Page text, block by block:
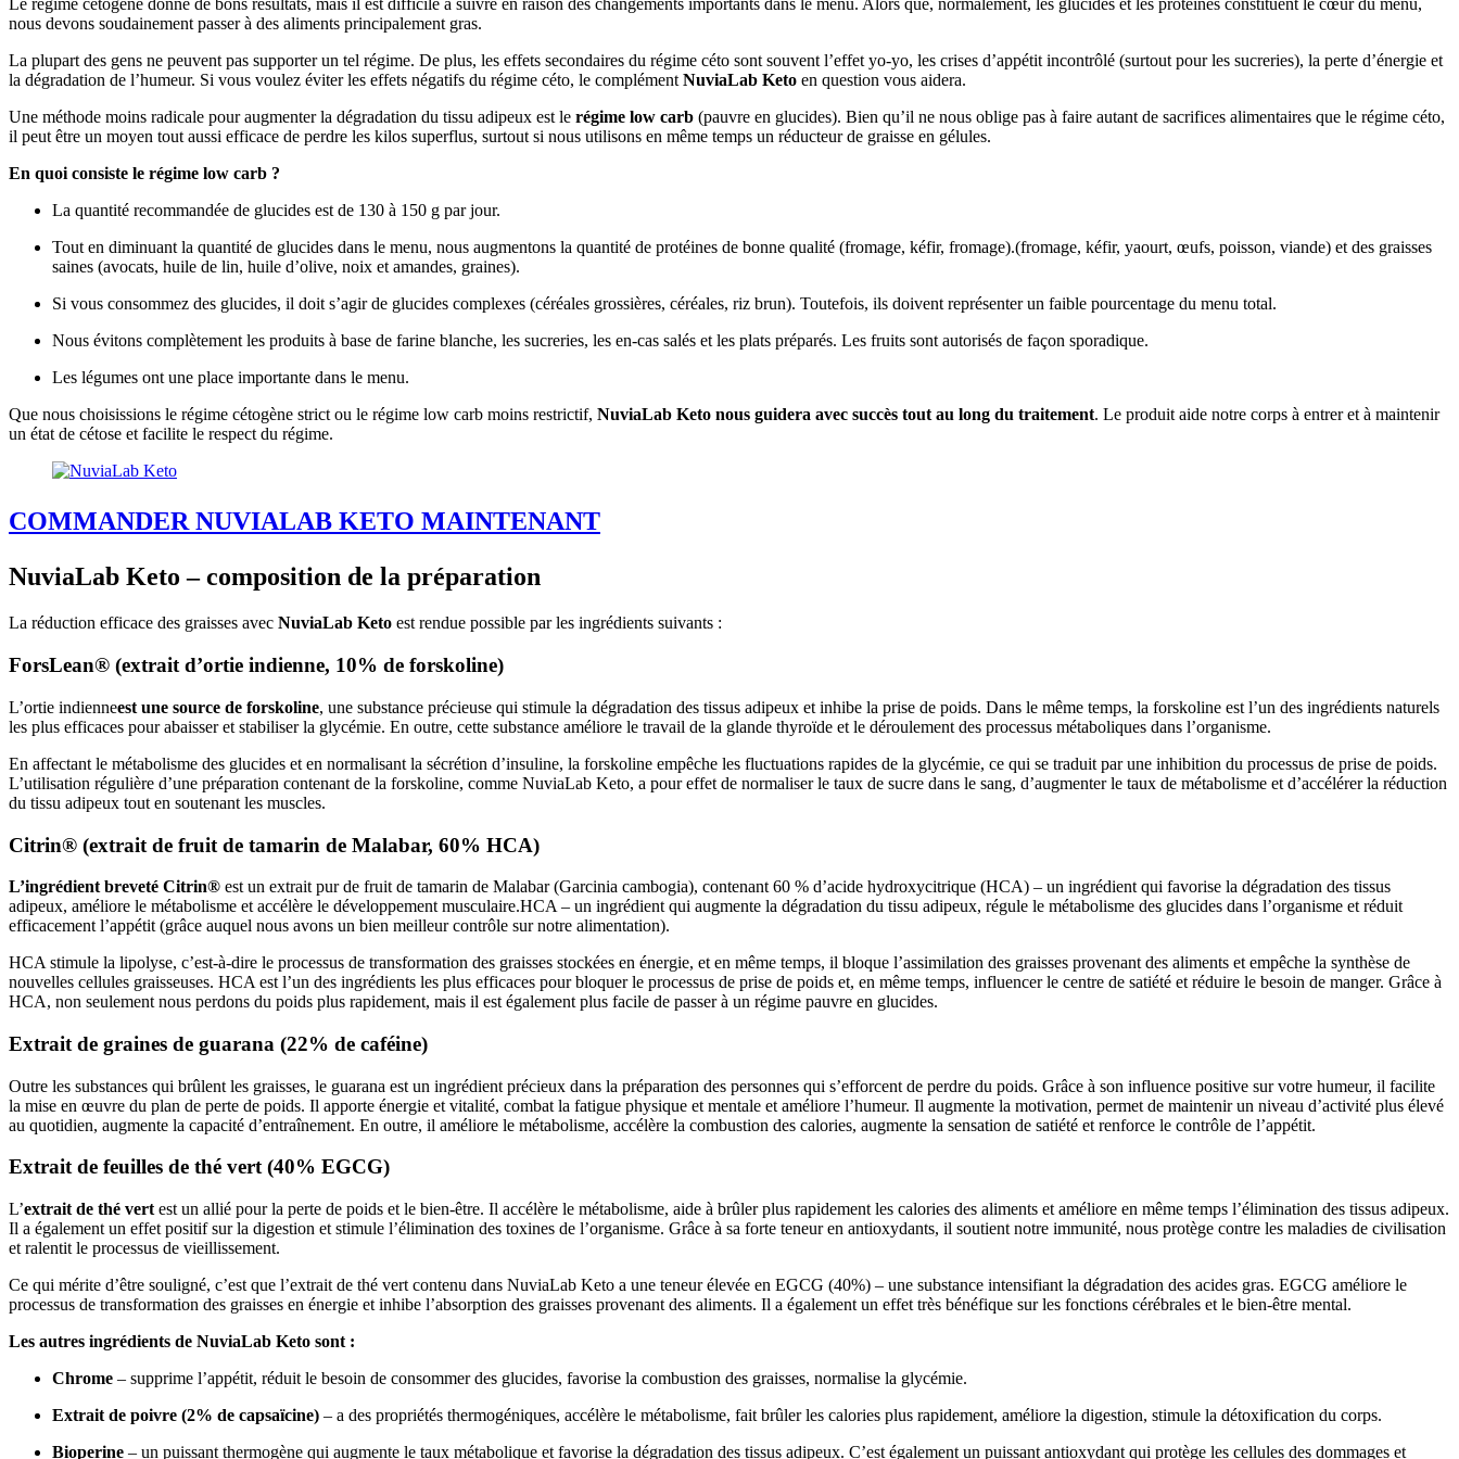
Le régime cétogène donne de bons résultats, mais il est difficile à suivre en raison des changements importants dans le menu. Alors que, normalement, les glucides et les protéines constituent le cœur du menu,
nous devons soudainement passer à des aliments principalement gras.
La plupart des gens ne peuvent pas supporter un tel régime. De plus, les effets secondaires du régime céto sont souvent l’effet yo-yo, les crises d’appétit incontrôlé (surtout pour les sucreries), la perte d’énergie et
la dégradation de l’humeur. Si vous voulez éviter les effets négatifs du régime céto, le complémentNuviaLab Keto en question vous aidera.
Une méthode moins radicale pour augmenter la dégradation du tissu adipeux est le régime low carb (pauvre en glucides). Bien qu’il ne nous oblige pas à faire autant de sacrifices alimentaires que le régime céto,
il peut être un moyen tout aussi efficace de perdre les kilos superflus, surtout si nous utilisons en même temps un réducteur de graisse en gélules.
En quoi consiste le régime low carb ?
La quantité recommandée de glucides est de 130 à 150 g par jour.
Tout en diminuant la quantité de glucides dans le menu, nous augmentons la quantité de protéines de bonne qualité (fromage, kéfir, fromage).(fromage, kéfir, yaourt, œufs, poisson, viande) et des graisses
saines (avocats, huile de lin, huile d’olive, noix et amandes, graines).
Si vous consommez des glucides, il doit s’agir de glucides complexes (céréales grossières, céréales, riz brun). Toutefois, ils doivent représenter un faible pourcentage du menu total.
Nous évitons complètement les produits à base de farine blanche, les sucreries, les en-cas salés et les plats préparés. Les fruits sont autorisés de façon sporadique.
Les légumes ont une place importante dans le menu.
Que nous choisissions le régime cétogène strict ou le régime low carb moins restrictif, NuviaLab Keto nous guidera avec succès tout au long du traitement. Le produit aide notre corps à entrer et à maintenir
un état de cétose et facilite le respect du régime.
COMMANDER NUVIALAB KETO MAINTENANT
NuviaLab Keto – composition de la préparation
La réduction efficace des graisses avec NuviaLab Keto est rendue possible par les ingrédients suivants :
ForsLean® (extrait d’ortie indienne, 10% de forskoline)
L’ortie indienneest une source de forskoline, une substance précieuse qui stimule la dégradation des tissus adipeux et inhibe la prise de poids. Dans le même temps, la forskoline est l’un des ingrédients naturels
les plus efficaces pour abaisser et stabiliser la glycémie. En outre, cette substance améliore le travail de la glande thyroïde et le déroulement des processus métaboliques dans l’organisme.
En affectant le métabolisme des glucides et en normalisant la sécrétion d’insuline, la forskoline empêche les fluctuations rapides de la glycémie, ce qui se traduit par une inhibition du processus de prise de poids.
L’utilisation régulière d’une préparation contenant de la forskoline, comme NuviaLab Keto, a pour effet de normaliser le taux de sucre dans le sang, d’augmenter le taux de métabolisme et d’accélérer la réduction
du tissu adipeux tout en soutenant les muscles.
Citrin® (extrait de fruit de tamarin de Malabar, 60% HCA)
L’ingrédient breveté Citrin® est un extrait pur de fruit de tamarin de Malabar (Garcinia cambogia), contenant 60 % d’acide hydroxycitrique (HCA) – un ingrédient qui favorise la dégradation des tissus
adipeux, améliore le métabolisme et accélère le développement musculaire.HCA – un ingrédient qui augmente la dégradation du tissu adipeux, régule le métabolisme des glucides dans l’organisme et réduit
efficacement l’appétit (grâce auquel nous avons un bien meilleur contrôle sur notre alimentation).
HCA stimule la lipolyse, c’est-à-dire le processus de transformation des graisses stockées en énergie, et en même temps, il bloque l’assimilation des graisses provenant des aliments et empêche la synthèse de
nouvelles cellules graisseuses. HCA est l’un des ingrédients les plus efficaces pour bloquer le processus de prise de poids et, en même temps, influencer le centre de satiété et réduire le besoin de manger. Grâce à
HCA, non seulement nous perdons du poids plus rapidement, mais il est également plus facile de passer à un régime pauvre en glucides.
Extrait de graines de guarana (22% de caféine)
Outre les substances qui brûlent les graisses, le guarana est un ingrédient précieux dans la préparation des personnes qui s’efforcent de perdre du poids. Grâce à son influence positive sur votre humeur, il facilite
la mise en œuvre du plan de perte de poids. Il apporte énergie et vitalité, combat la fatigue physique et mentale et améliore l’humeur. Il augmente la motivation, permet de maintenir un niveau d’activité plus élevé
au quotidien, augmente la capacité d’entraînement. En outre, il améliore le métabolisme, accélère la combustion des calories, augmente la sensation de satiété et renforce le contrôle de l’appétit.
Extrait de feuilles de thé vert (40% EGCG)
L’extrait de thé vert est un allié pour la perte de poids et le bien-être. Il accélère le métabolisme, aide à brûler plus rapidement les calories des aliments et améliore en même temps l’élimination des tissus adipeux.
Il a également un effet positif sur la digestion et stimule l’élimination des toxines de l’organisme. Grâce à sa forte teneur en antioxydants, il soutient notre immunité, nous protège contre les maladies de civilisation
et ralentit le processus de vieillissement.
Ce qui mérite d’être souligné, c’est que l’extrait de thé vert contenu dans NuviaLab Keto a une teneur élevée en EGCG (40%) – une substance intensifiant la dégradation des acides gras. EGCG améliore le
processus de transformation des graisses en énergie et inhibe l’absorption des graisses provenant des aliments. Il a également un effet très bénéfique sur les fonctions cérébrales et le bien-être mental.
Les autres ingrédients de NuviaLab Keto sont :
Chrome – supprime l’appétit, réduit le besoin de consommer des glucides, favorise la combustion des graisses, normalise la glycémie.
Extrait de poivre (2% de capsaïcine) – a des propriétés thermogéniques, accélère le métabolisme, fait brûler les calories plus rapidement, améliore la digestion, stimule la détoxification du corps.
Bioperine – un puissant thermogène qui augmente le taux métabolique et favorise la dégradation des tissus adipeux. C’est également un puissant antioxydant qui protège les cellules des dommages et